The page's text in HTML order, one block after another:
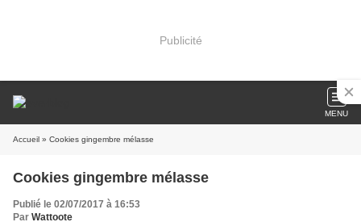
Publicité
MENU
Accueil » Cookies gingembre mélasse
Cookies gingembre mélasse
Publié le 02/07/2017 à 16:53
Par Wattoote